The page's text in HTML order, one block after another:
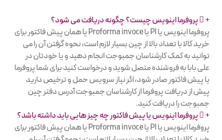
پروفرما اینویس چیست؟ چگونه دریافت می شود؟
پروفرما اینویس یا PI یا Proforma invoce یا همان پیش فاکتور برای
خرید کالا با تعداد بالا از چین بسیار لازم است، نحوه گرفتن آن را می
توانید به کمک کارشناسان جمبوجت انجام دهید و یا خودتان در
علی بابا به فروشنده متصل شوید و درخواست کنید برای شما پروفرما
یا پیش فاکتور صادر شود، اگر نیاز سرویس حمل و ترخیص دارید
پیش از دریافت پروفرما از کارشناسان جمبوجت آدرس دفتر چین
جمبوجت را دریافت کنید.
پروفرما اینویس یا پیش فاکتور چه چیز هایی باید داشته باشد؟
پروفرما اینویس یا PI یا Proforma invoce یا همان پیش فاکتور برای